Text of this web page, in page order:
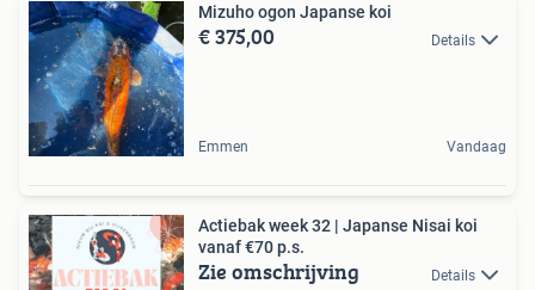
Mizuho ogon Japanse koi
€ 375,00 Details
Emmen Vandaag
Actiebak week 32 | Japanse Nisai koi
vanaf €70 p.s.
Zie omschrijving Details